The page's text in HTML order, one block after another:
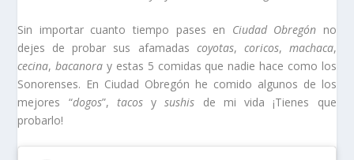
Sin importar cuanto tiempo pases en Ciudad Obregón no
dejes de probar sus afamadas coyotas, coricos, machaca,
cecina,bacanora y estas 5 comidas que nadie hace como los
Sonorenses. En Ciudad Obregón he comido algunos de los
mejores “dogos”, tacosysushis de mi vida ¡Tienes que
probarlo!